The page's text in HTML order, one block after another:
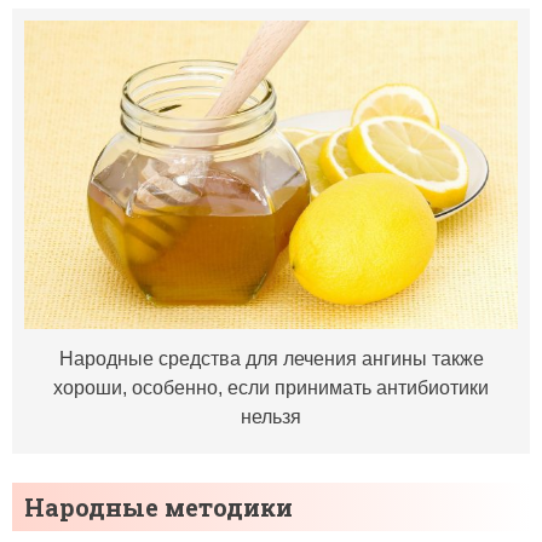
Народные средства для лечения ангины также
хороши, особенно, если принимать антибиотики
нельзя
Народные методики